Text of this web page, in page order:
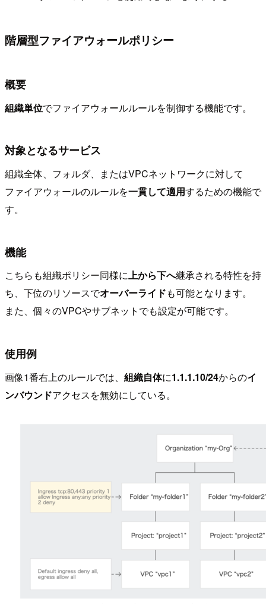
階層型ファイアウォールポリシー
概要
組織単位でファイアウォールルールを制御する機能です。
対象となるサービス
組織全体、フォルダ、またはVPCネットワークに対して
ファイアウォールのルールを一貫して適用するための機能で
す。
機能
こちらも組織ポリシー同様に上から下へ継承される特性を持
ち、下位のリソースでオーバーライドも可能となります。
また、個々のVPCやサブネットでも設定が可能です。
使用例
画像1番右上のルールでは、 組織自体に1.1.1.10/24からのイ
ンバウンドアクセスを無効にしている。